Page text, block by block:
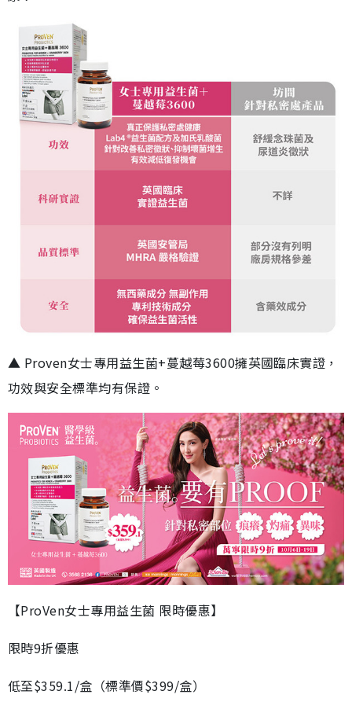
▲ Proven女士專用益生菌+蔓越莓3600擁英國臨床實證，
功效與安全標準均有保證。
【ProVen女士專用益生菌 限時優惠】
限時9折優惠
低至$359.1/盒（標準價$399/盒）